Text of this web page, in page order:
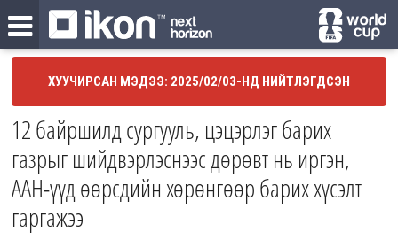
ХУУЧИРСАН МЭДЭЭ: 2025/02/03-НД НИЙТЛЭГДСЭН
12 байршилд сургууль, цэцэрлэг барих
газрыг шийдвэрлэснээс дөрөвт нь иргэн,
ААН-үүд өөрсдийн хөрөнгөөр барих хүсэлт
гаргажээ